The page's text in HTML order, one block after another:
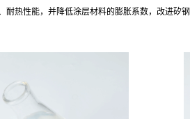
热性能，并降低涂层材料的膨胀系数，改进矽钢